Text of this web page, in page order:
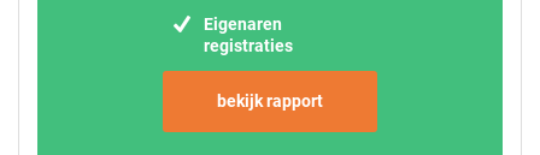
Eigenaren
registraties
bekijk rapport